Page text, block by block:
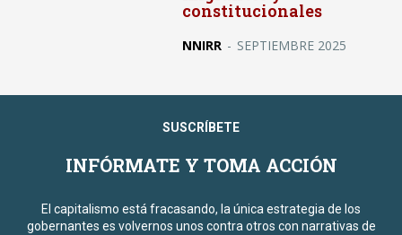
constitucionales
NNIRR - SEPTIEMBRE 2025
SUSCRÍBETE
INFÓRMATE Y TOMA ACCIÓN
El capitalismo está fracasando, la única estrategia de los
gobernantes es volvernos unos contra otros con narrativas de